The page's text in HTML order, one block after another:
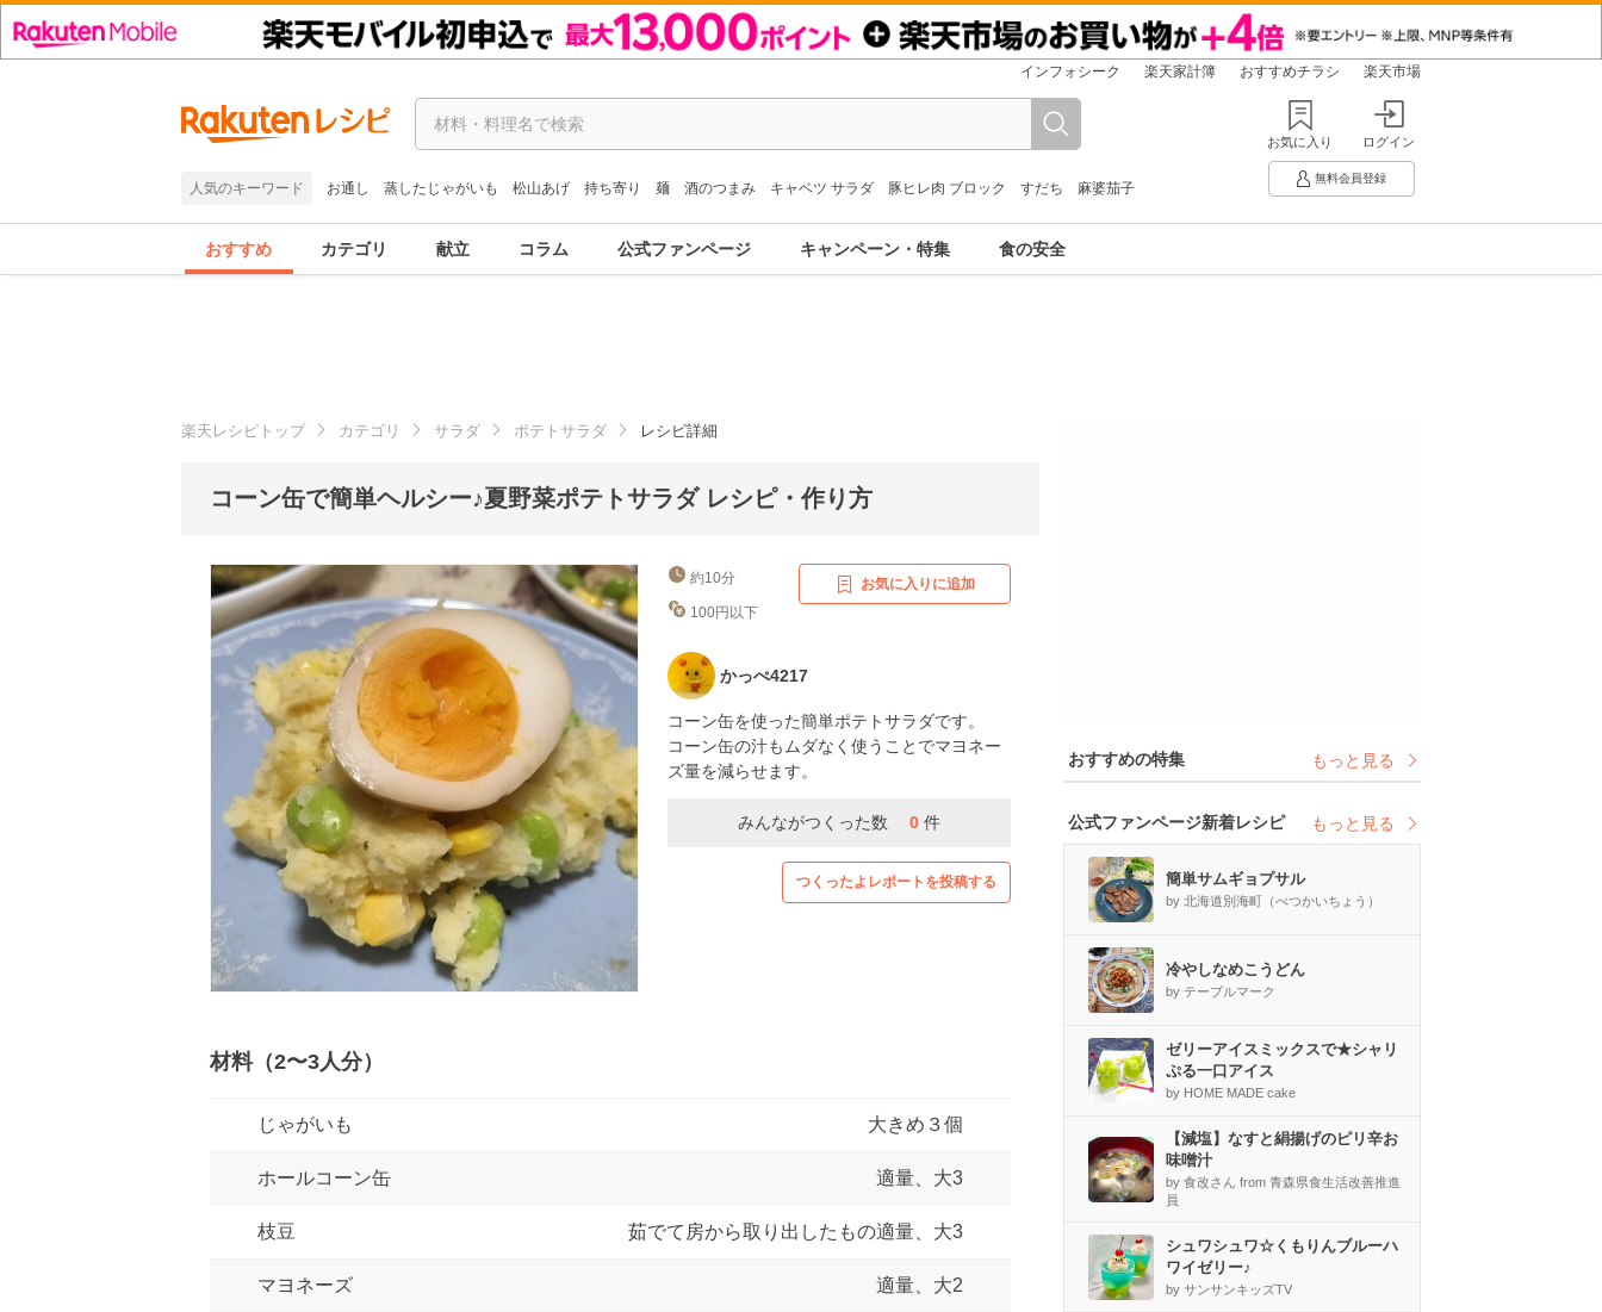
インフォシーク 楽天家計簿 おすすめチラシ 楽天市場
人気のキーワード お通し 蒸したじゃがいも 松山あげ 持ち寄り 麺 酒のつまみ キャベツ サラダ 豚ヒレ肉 ブロック すだち 麻婆茄子
お気に入り ログイン
無料会員登録
おすすめ カテゴリ 献立 コラム 公式ファンページ キャンペーン・特集 食の安全
楽天レシピトップ カテゴリ サラダ ポテトサラダ レシピ詳細
コーン缶で簡単ヘルシー♪夏野菜ポテトサラダ レシピ・作り方
約10分
100円以下
お気に入りに追加
かっぺ4217
コーン缶を使った簡単ポテトサラダです。
コーン缶の汁もムダなく使うことでマヨネー
ズ量を減らせます。
みんながつくった数 0 件
つくったよレポートを投稿する
材料（2〜3人分）
じゃがいも 大きめ３個
ホールコーン缶 適量、大3
枝豆 茹でて房から取り出したもの適量、大3
マヨネーズ 適量、大2
おすすめの特集 もっと見る
公式ファンページ新着レシピ もっと見る
簡単サムギョプサル
by 北海道別海町（べつかいちょう）
冷やしなめこうどん
by テーブルマーク
ゼリーアイスミックスで★シャリ
ぷる一口アイス
by HOME MADE cake
【減塩】なすと絹揚げのピリ辛お
味噌汁
by 食改さん from 青森県食生活改善推進
員
シュワシュワ☆くもりんブルーハ
ワイゼリー♪
by サンサンキッズTV